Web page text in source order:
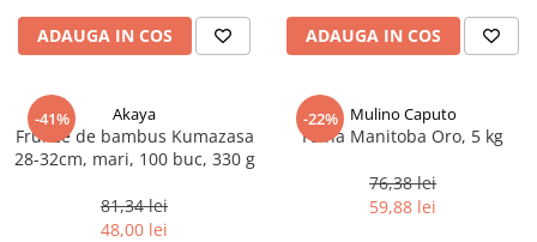
Ulei Wiberg Gastro
ADAUGA IN COS ADAUGA IN COS
-41% Akaya
Frunze de bambus Kumazasa
28-32cm, mari, 100 buc, 330 g
81,34 lei
48,00 lei
-22% Mulino Caputo
Faina Manitoba Oro, 5 kg
76,38 lei
59,88 lei